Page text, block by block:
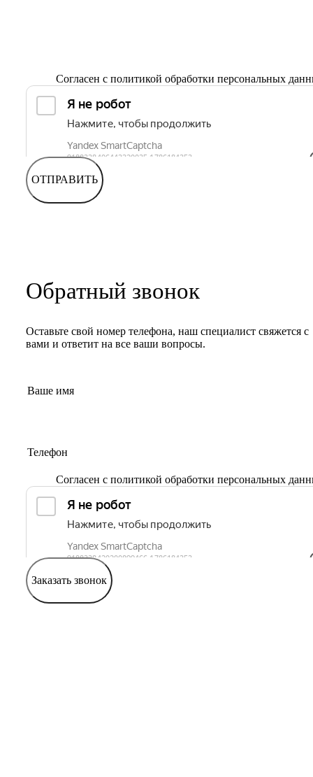
Согласен с политикой обработки персональных
ОТПРАВИТЬ
Обратный звонок
Оставьте свой номер телефона, наш специалист свяжется с
вами и ответит на все ваши вопросы.
Согласен с политикой обработки персональных
Заказать звонок